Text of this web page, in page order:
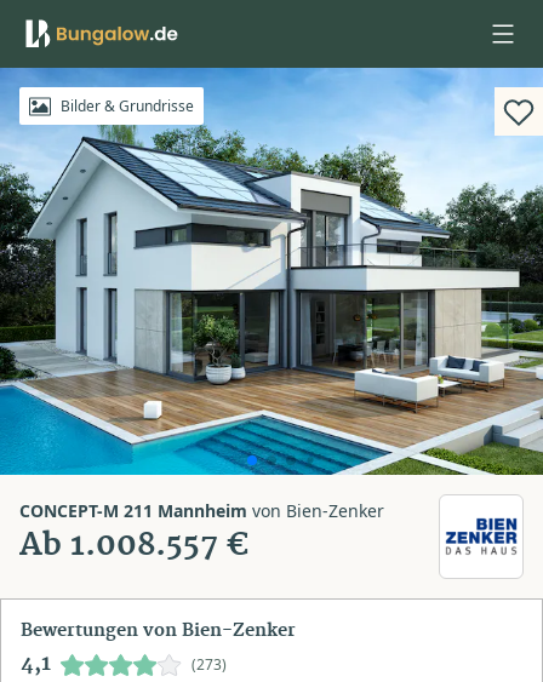
Anmelden
Bilder & Grundrisse
CONCEPT-M 211 Mannheim von Bien-Zenker
Ab 1.008.557 €
Bewertungen von Bien-Zenker
4,1 (273)